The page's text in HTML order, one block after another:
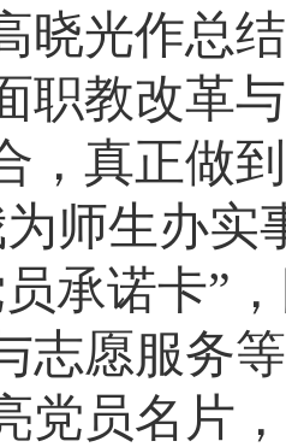
晓光作总
职教改革
， 真正做
为师生办实
承诺卡”
志愿服务
党员名片